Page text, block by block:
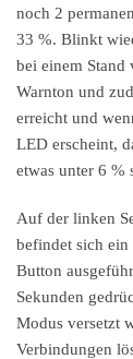
noch 2
33 %. Blinkt
bei einem Stand
Warnton und
erreicht und
LED erscheint,
etwas unter 6 %
Auf der linken
befindet sich
Button
Sekunden
Modus versetzt
Verbindungen